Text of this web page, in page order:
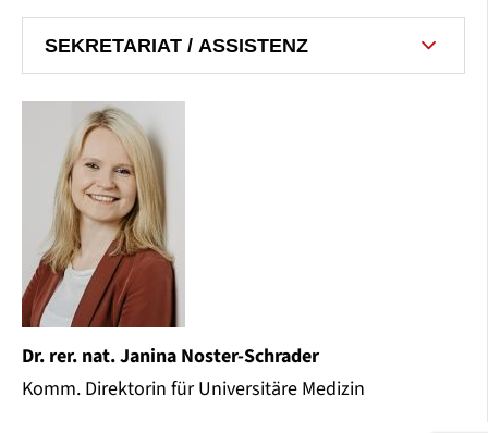
SEKRETARIAT / ASSISTENZ
Dr. rer. nat. Janina Noster-Schrader
Komm. Direktorin für Universitäre Medizin